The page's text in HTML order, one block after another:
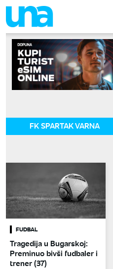
FK SPARTAK VARNA
FUDBAL
Tragedija u Bugarskoj:
Preminuo bivši fudbaler i
trener (37)